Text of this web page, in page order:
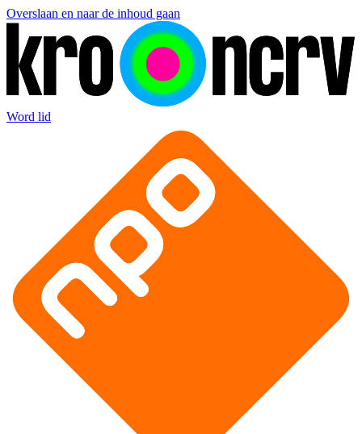
Overslaan en naar de inhoud gaan
Word lid